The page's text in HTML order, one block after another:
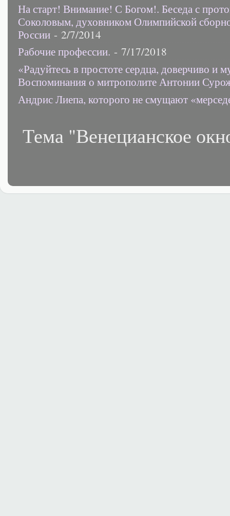
На старт! Внимание! С Богом!. Беседа с
Соколовым, духовником Олимпийской
России - 2/7/2014
Рабочие профессии. - 7/17/2018
«Радуйтесь в простоте сердца, доверчиво и
Воспоминания о митрополите Антонии
Андрис Лиепа, которого не смущают
Тема "Венецианское